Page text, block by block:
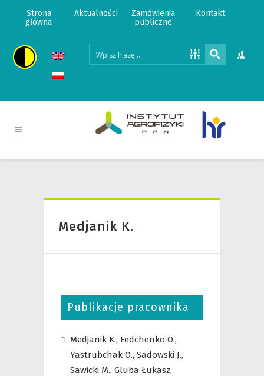
Strona
główna
Aktualności
Zamówienia
publiczne
Kontakt
Medjanik K.
Publikacje pracownika
Medjanik K., Fedchenko O.,
Yastrubchak O., Sadowski J.,
Sawicki M., Gluba Łukasz,